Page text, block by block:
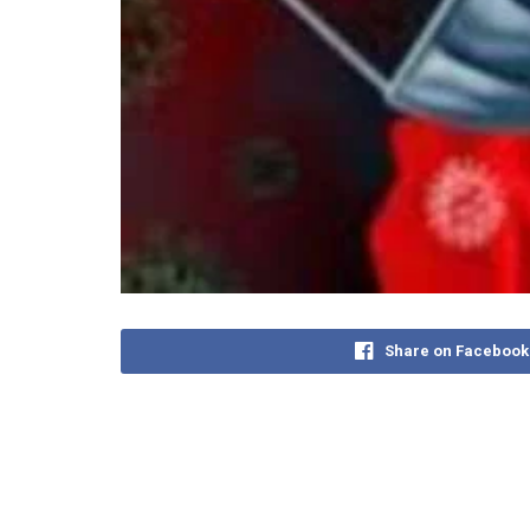
Share on Facebook